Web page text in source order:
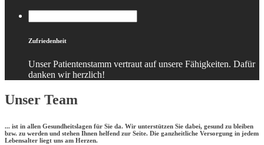
Zufriedenheit
Unser Patientenstamm vertraut auf unsere Fähigkeiten. Dafür
danken wir herzlich!
Unser Team
... ist in allen Gesundheitslagen für Sie da. Wir unterstützen Sie dabei, gesund zu bleiben
bzw. zu werden und stehen Ihnen helfend zur Seite. Die ganzheitliche Versorgung in jedem
Lebensalter liegt uns am Herzen.